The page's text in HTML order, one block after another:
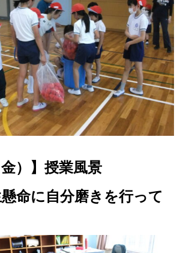
金）】授業風景
命に自分磨きを行って